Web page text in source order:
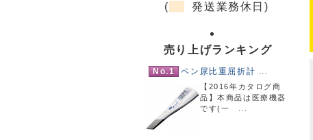
(
発送業務休日)
売り上げランキング
No.1 ペン尿比重屈折計 ...
【2016年カタログ商
品】本商品は医療機器
です(一 ...